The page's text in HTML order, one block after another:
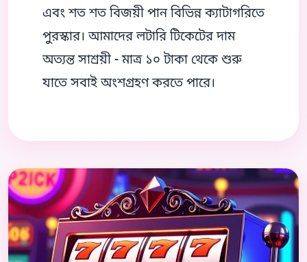
এবং শত শত বিজয়ী পান বিভিন্ন ক্যাটাগরিতে
পুরস্কার। আমাদের লটারি টিকেটের দাম
অত্যন্ত সাশ্রয়ী - মাত্র ১০ টাকা থেকে শুরু
যাতে সবাই অংশগ্রহণ করতে পারে।